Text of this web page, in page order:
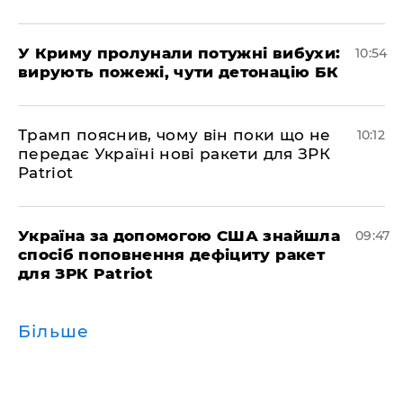
У Криму пролунали потужні вибухи:
вирують пожежі, чути детонацію БК
10:54
Трамп пояснив, чому він поки що не
передає Україні нові ракети для ЗРК
Patriot
10:12
Україна за допомогою США знайшла
спосіб поповнення дефіциту ракет
для ЗРК Patriot
09:47
Більше